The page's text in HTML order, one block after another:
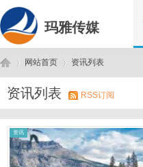
玛雅传媒
玛 ›
网站首页
›
资讯列表
资讯列表 RSS订阅
资讯